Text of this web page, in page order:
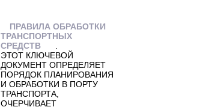
ПРАВИЛА ОБРАБОТКИ
ТРАНСПОРТНЫХ
СРЕДСТВ
ЭТОТ КЛЮЧЕВОЙ
ДОКУМЕНТ ОПРЕДЕЛЯЕТ
ПОРЯДОК ПЛАНИРОВАНИЯ
И ОБРАБОТКИ В ПОРТУ
ТРАНСПОРТА,
ОЧЕРЧИВАЕТ